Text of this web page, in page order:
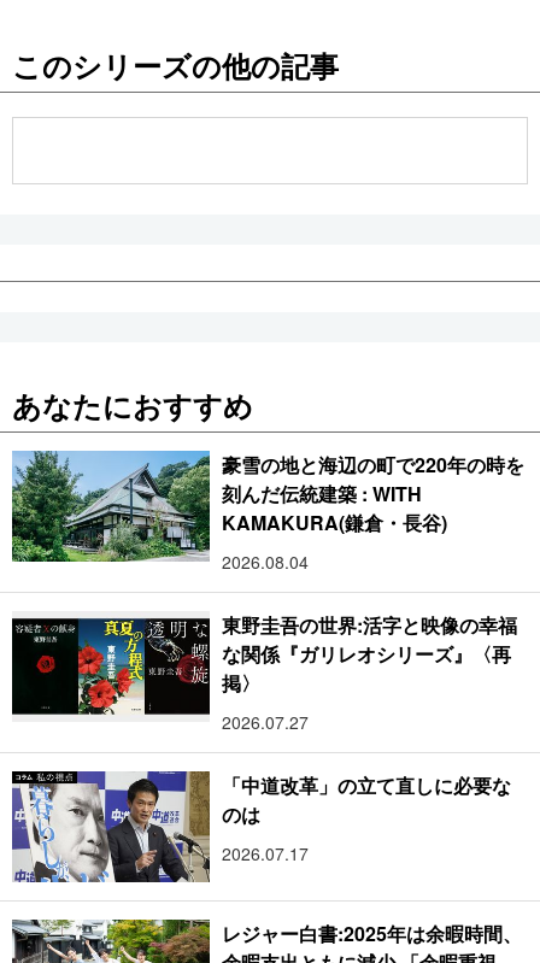
このシリーズの他の記事
あなたにおすすめ
豪雪の地と海辺の町で220年の時を
刻んだ伝統建築 : WITH
KAMAKURA(鎌倉・長谷)
2026.08.04
東野圭吾の世界:活字と映像の幸福
な関係『ガリレオシリーズ』〈再
掲〉
2026.07.27
「中道改革」の立て直しに必要な
のは
2026.07.17
レジャー白書:2025年は余暇時間、